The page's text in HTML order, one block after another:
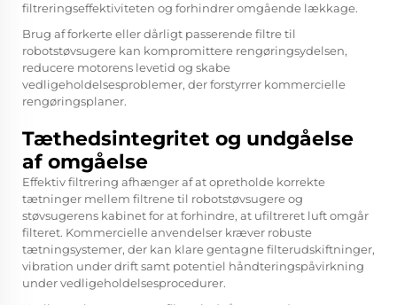
filtreringseffektiviteten og forhindrer omgående lækkage.
Brug af forkerte eller dårligt passerende filtre til
robotstøvsugere kan kompromittere rengøringsydelsen,
reducere motorens levetid og skabe
vedligeholdelsesproblemer, der forstyrrer kommercielle
rengøringsplaner.
Tæthedsintegritet og undgåelse
af omgåelse
Effektiv filtrering afhænger af at opretholde korrekte
tætninger mellem filtrene til robotstøvsugere og
støvsugerens kabinet for at forhindre, at ufiltreret luft omgår
filteret. Kommercielle anvendelser kræver robuste
tætningsystemer, der kan klare gentagne filterudskiftninger,
vibration under drift samt potentiel håndteringspåvirkning
under vedligeholdelsesprocedurer.